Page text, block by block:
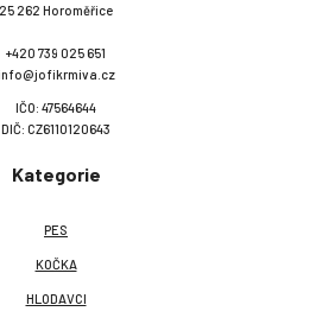
25 262 Horoměřice
+420 739 025 651
IČO: 47564644
DIČ: CZ6110120643
Kategorie
PES
KOČKA
HLODAVCI